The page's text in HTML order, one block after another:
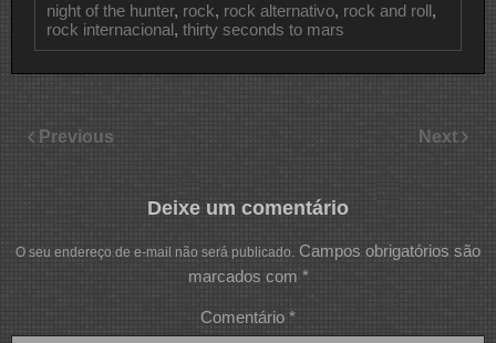
night of the hunter, rock, rock alternativo, rock and roll,
rock internacional, thirty seconds to mars
Previous Next
Deixe um comentário
O seu endereço de e-mail não será publicado. Campos obrigatórios são
marcados com *
Comentário *